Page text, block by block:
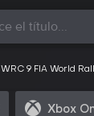
WRC 9 FIA World
Xbox